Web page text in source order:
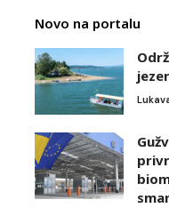
Novo na portalu